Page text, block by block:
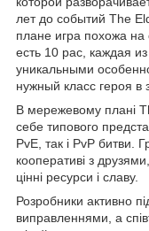
лет до событий The
плане игра похожа на
есть 10 рас, каждая
уникальными
нужный класс героя в
В мережевому плані
себе типового
PvE, так і PvP битви.
кооперативі з
цінні ресурси і славу.
Розробники активно
виправленнями, а